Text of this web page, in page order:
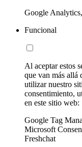
Google
Funcional
Al aceptar estos
que van más allá
utilizar nuestro
consentimiento,
en este sitio web:
Google Tag
Microsoft
Freshchat